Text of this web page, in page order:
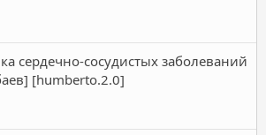
сердечно-сосудистых заболеваний
[humberto.2.0]